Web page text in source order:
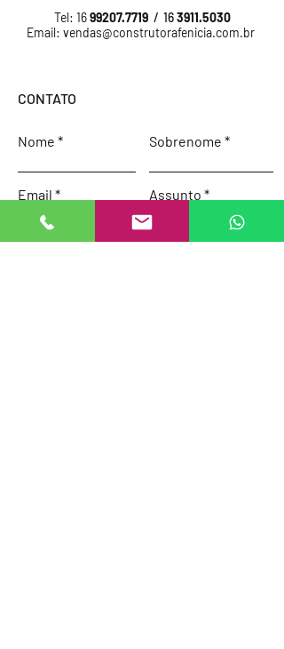
Tel: 1699207.7719 / 16 3911.5030
Email: vendas@construtorafenicia.com.br
CONTATO
Nome Sobrenome
Email Assunto